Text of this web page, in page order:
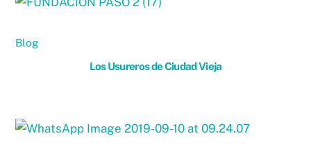
Blog
Los Usureros de Ciudad Vieja